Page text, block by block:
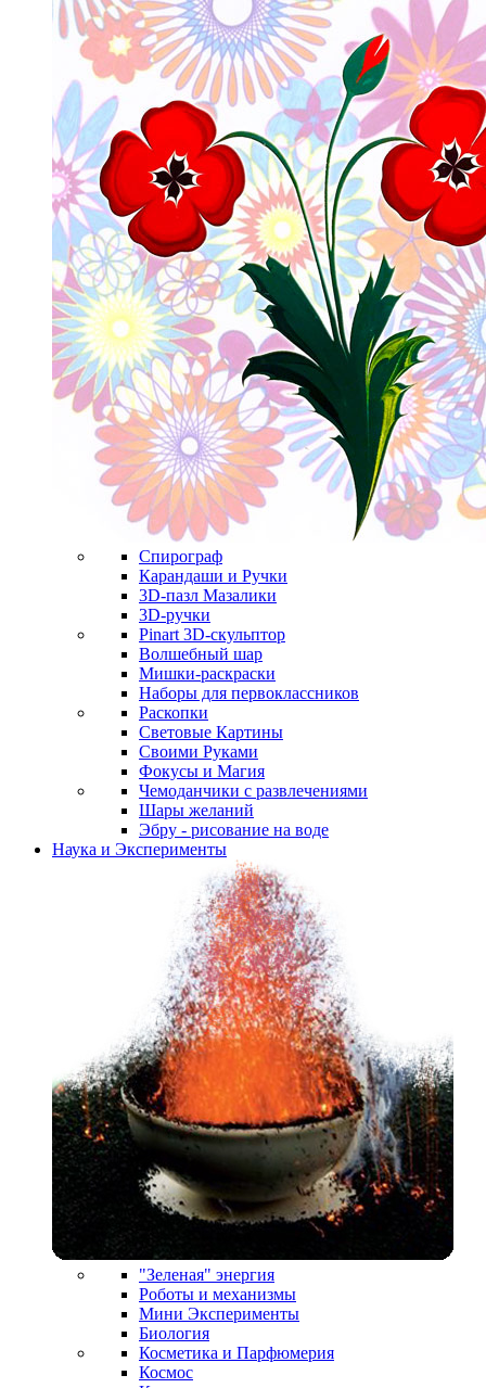
Спирограф
Карандаши и Ручки
3D-пазл Мазалики
3D-ручки
Pinart 3D-скульптор
Волшебный шар
Мишки-раскраски
Наборы для первоклассников
Раскопки
Световые Картины
Своими Руками
Фокусы и Магия
Чемоданчики с развлечениями
Шары желаний
Эбру - рисование на воде
Наука и Эксперименты
"Зеленая" энергия
Роботы и механизмы
Мини Эксперименты
Биология
Косметика и Парфюмерия
Космос